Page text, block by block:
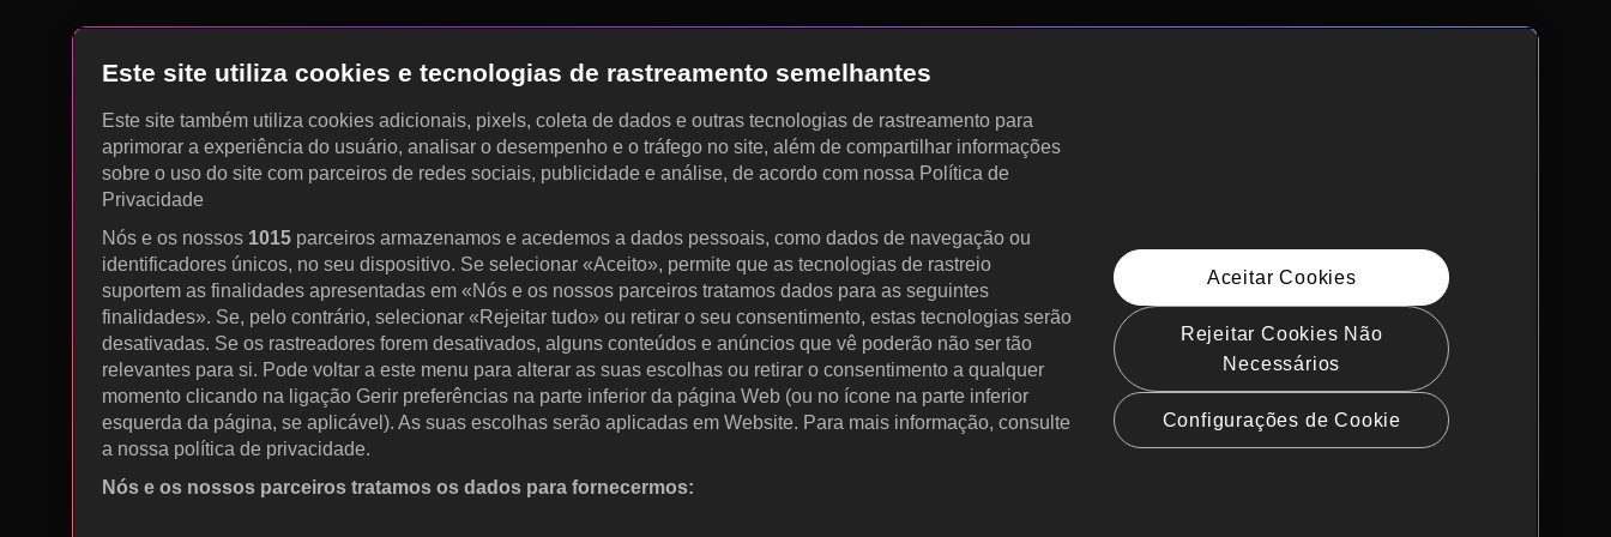
Este site utiliza cookies e tecnologias de rastreamento semelhantes
Este site também utiliza cookies adicionais, pixels, coleta de dados e outras tecnologias de rastreamento para
aprimorar a experiência do usuário, analisar o desempenho e o tráfego no site, além de compartilhar informações
sobre o uso do site com parceiros de redes sociais, publicidade e análise, de acordo com nossa Política de
Privacidade
Nós e os nossos 1015 parceiros armazenamos e acedemos a dados pessoais, como dados de navegação ou
identificadores únicos, no seu dispositivo. Se selecionar «Aceito», permite que as tecnologias de rastreio
suportem as finalidades apresentadas em «Nós e os nossos parceiros tratamos dados para as seguintes
finalidades». Se, pelo contrário, selecionar «Rejeitar tudo» ou retirar o seu consentimento, estas tecnologias serão
desativadas. Se os rastreadores forem desativados, alguns conteúdos e anúncios que vê poderão não ser tão
relevantes para si. Pode voltar a este menu para alterar as suas escolhas ou retirar o consentimento a qualquer
momento clicando na ligação Gerir preferências na parte inferior da página Web (ou no ícone na parte inferior
esquerda da página, se aplicável). As suas escolhas serão aplicadas em Website. Para mais informação, consulte
a nossa política de privacidade.
Nós e os nossos parceiros tratamos os dados para fornecermos:
Aceitar Cookies
Rejeitar Cookies Não
Necessários
Configurações de Cookie